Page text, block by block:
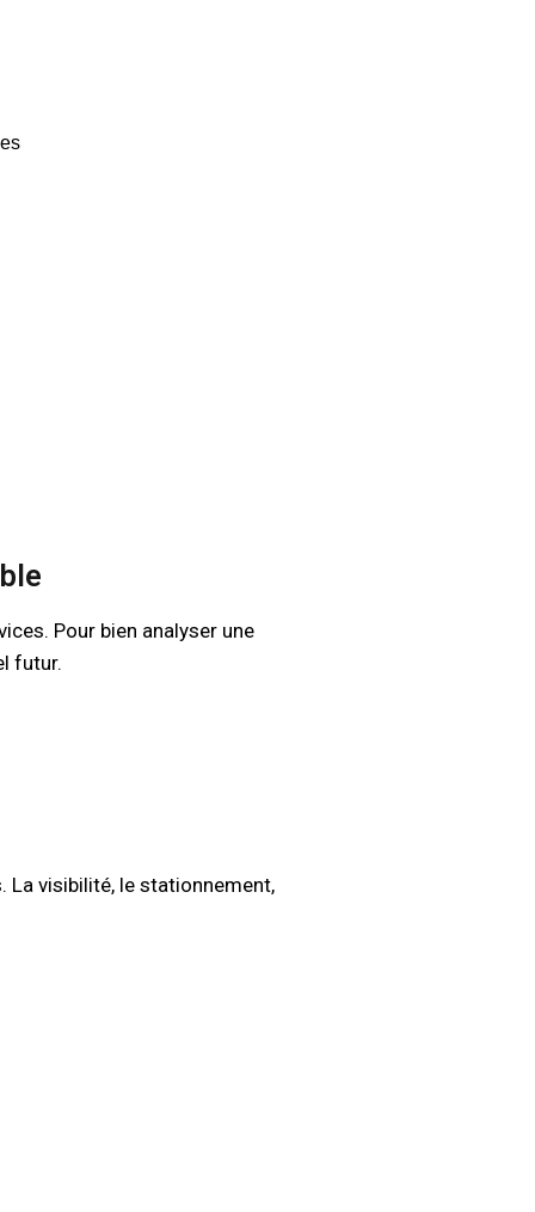
Pour bien analyser une
futur.
La visibilité, le stationnement,